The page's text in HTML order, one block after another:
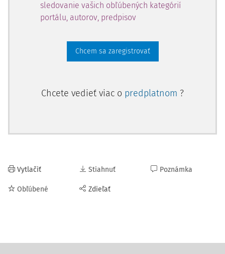
sledovanie vašich obľúbených kategórií
portálu, autorov, predpisov
Chcem sa zaregistrovať
Chcete vedieť viac o predplatnom ?
Vytlačiť
Obľúbené
Stiahnuť
Zdieľať
Poznámka